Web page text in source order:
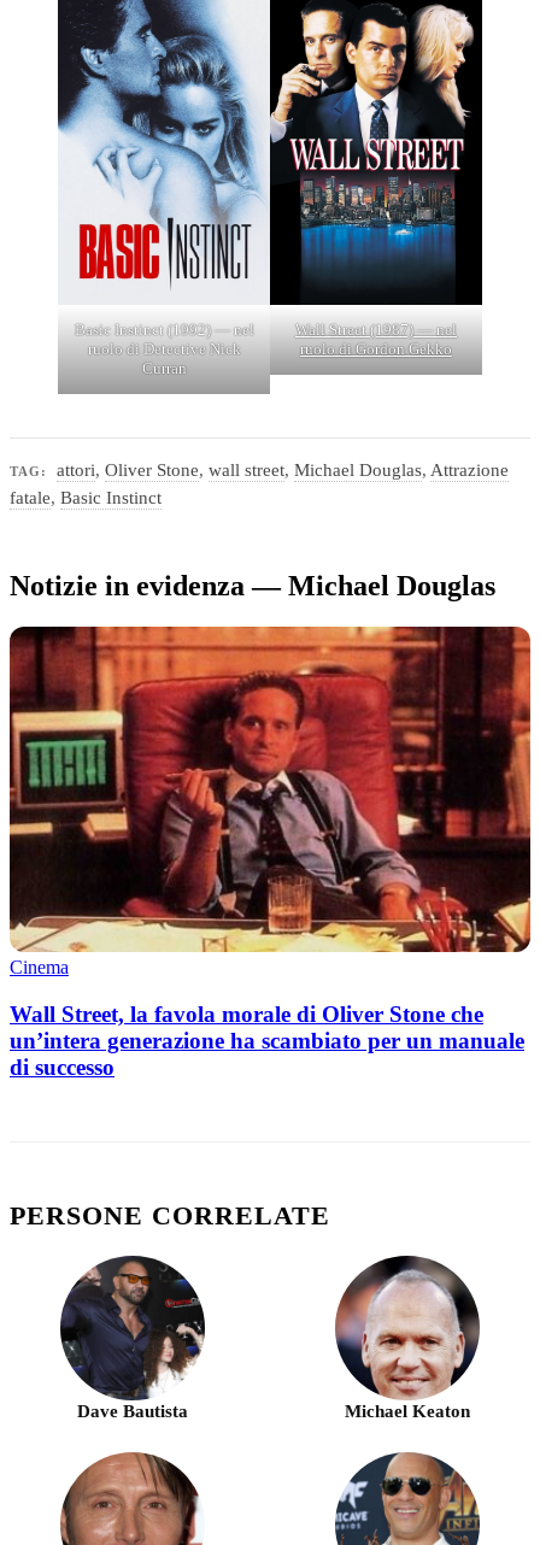
Basic Instinct (1992) — nel
ruolo di Detective Nick
Curran
Wall Street (1987) — nel
ruolo di Gordon Gekko
TAG: attori,Oliver Stone,wall street,Michael Douglas, Attrazione
fatale, Basic Instinct
Notizie in evidenza — Michael Douglas
Cinema
Wall Street, la favola morale di Oliver Stone che
un’intera generazione ha scambiato per un manuale
di successo
PERSONE CORRELATE
Dave Bautista Michael Keaton